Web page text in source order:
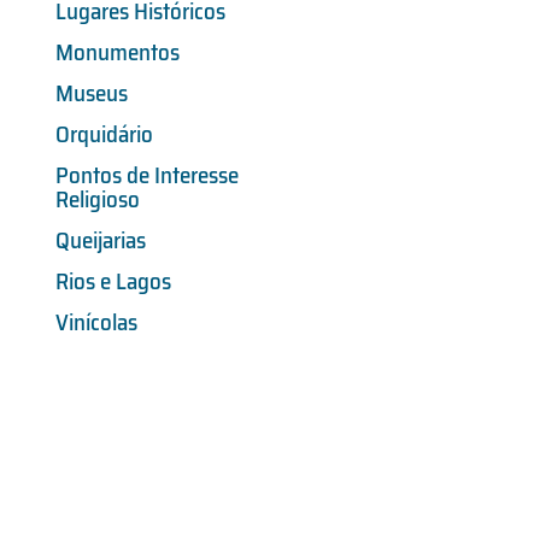
Lugares Históricos
Monumentos
Museus
Orquidário
Pontos de Interesse
Religioso
Queijarias
Rios e Lagos
Vinícolas